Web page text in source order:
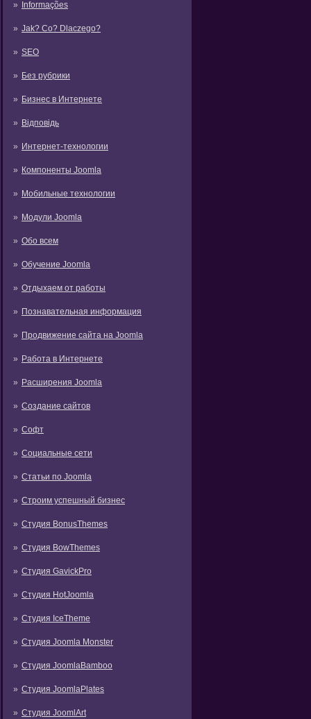
Informações
Jak? Co? Dlaczego?
SEO
Без рубрики
Бизнес в Интернете
Відповідь
Интернет-технологии
Компоненты Joomla
Мобильные технологии
Модули Joomla
Обо всем
Обучение Joomla
Отдыхаем от работы
Познавательная информация
Продвижение сайта на Joomla
Работа в Интернете
Расширения Joomla
Создание сайтов
Софт
Социальные сети
Статьи по Joomla
Строим успешный бизнес
Студия BonusThemes
Студия BowThemes
Студия GavickPro
Студия HotJoomla
Студия IceTheme
Студия Joomla Monster
Студия JoomlaBamboo
Студия JoomlaPlates
Студия JoomlArt